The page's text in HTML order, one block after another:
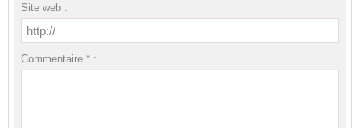
Site web :
Commentaire * :